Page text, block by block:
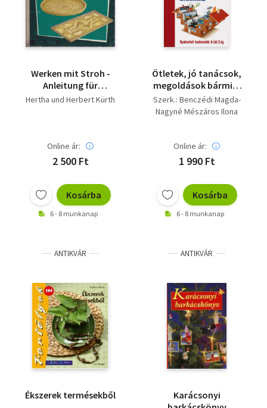
Werken mit Stroh -
Anleitung für
vielfältige Techniken
Hertha und Herbert Kürth
Online ár:
2 500 Ft
Kosárba
6 - 8 munkanap
Ötletek, jó tanácsok,
megoldások bármire
(Gyakorlati tudnivalók
A-tól Z-ig)
Szerk.: Benczédi Magda-
Nagyné Mészáros Ilona
Online ár:
1 990 Ft
Kosárba
6 - 8 munkanap
ANTIKVÁR
Ékszerek termésekből
ANTIKVÁR
Karácsonyi